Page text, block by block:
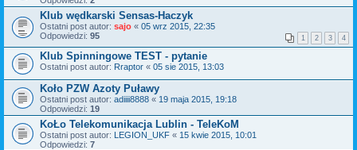
Klub wędkarski Sensas-Haczyk
Ostatni post autor: sajo « 05 wrz 2015, 22:35
Odpowiedzi: 95 1 2 3 4
Klub Spinningowe TEST - pytanie
Ostatni post autor: Rraptor « 05 sie 2015, 13:03
Koło PZW Azoty Puławy
Ostatni post autor: adiiii8888 « 19 maja 2015, 19:18
Odpowiedzi: 19
KoŁo Telekomunikacja Lublin - TeleKoM
Ostatni post autor: LEGION_UKF « 15 kwie 2015, 10:01
Odpowiedzi: 7